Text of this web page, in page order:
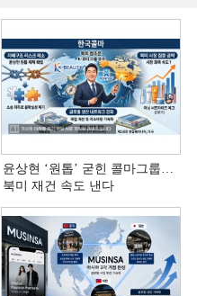
윤상현 ‘원톱ʼ 굳힌 콜마그룹…
북미 재건 속도 낸다